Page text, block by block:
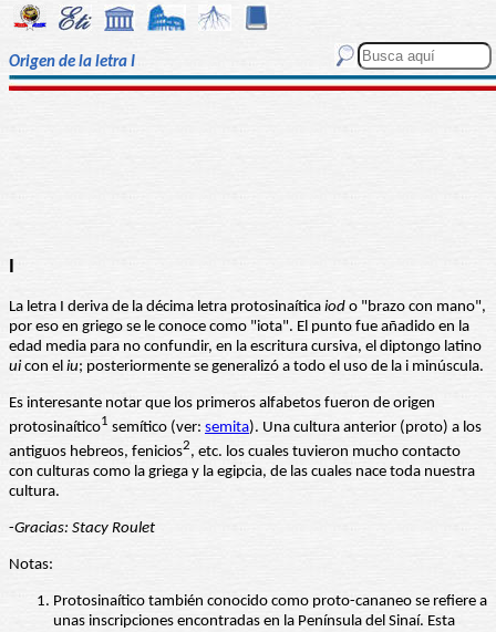
Origen de la letra I
La letra I deriva de la décima letra protosinaítica iod o "brazo con mano",
por eso en griego se le conoce como "iota". El punto fue añadido en la
edad media para no confundir, en la escritura cursiva, el diptongo latino
uicon el iu; posteriormente se generalizó a todo el uso de la i minúscula.
Es interesante notar que los primeros alfabetos fueron de origen
protosinaítico1 semítico (ver: semita). Una cultura anterior (proto) a los
antiguos hebreos, fenicios2, etc. los cuales tuvieron mucho contacto
con culturas como la griega y la egipcia, de las cuales nace toda nuestra
cultura.
-Gracias: Stacy Roulet
Notas:
Protosinaítico también conocido como proto-cananeo se refiere a
unas inscripciones encontradas en la Península del Sinaí. Esta